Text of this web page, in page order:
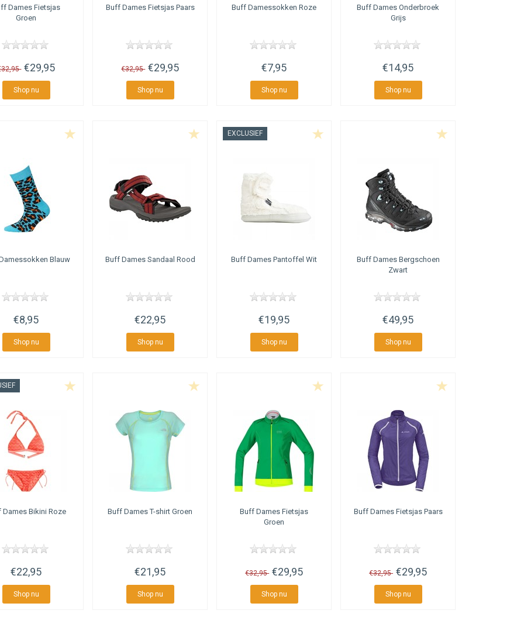
Dames Fietsjas
Groen
€29,95
Shop nu
BuffDames Fietsjas Paars
€32,95 €29,95
Shop nu
Buff Damessokken Roze
€7,95
Shop nu
Buff Dames Onderbroek
Grijs
€14,95
Shop nu
Blauw
€8,95
Shop nu
BuffDames Sandaal Rood
€22,95
Shop nu
EXCLUSIEF
Buff Dames Pantoffel Wit
€19,95
Shop nu
BuffDames Bergschoen
Zwart
€49,95
Shop nu
Dames Bikini Roze
€22,95
Shop nu
Buff Dames T-shirt Groen
€21,95
Shop nu
Buff Dames Fietsjas
Groen
€32,95 €29,95
Shop nu
BuffDames Fietsjas Paars
€32,95 €29,95
Shop nu